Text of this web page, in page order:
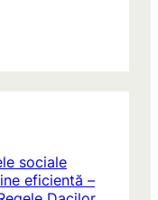
sociale
eficientă –